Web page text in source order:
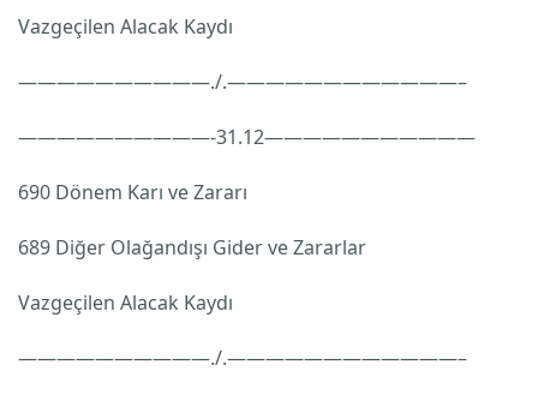
Vazgeçilen Alacak Kaydı
——————————./.————————————–
——————————-31.12———————————
690 Dönem Karı ve Zararı
689 Diğer Olağandışı Gider ve Zararlar
Vazgeçilen Alacak Kaydı
——————————./.————————————–